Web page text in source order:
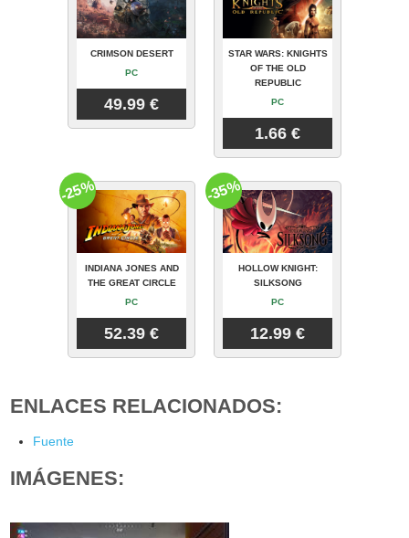
CRIMSON DESERT
PC
49.99 €
STAR WARS: KNIGHTS
OF THE OLD
REPUBLIC
PC
1.66 €
INDIANA JONES AND
THE GREAT CIRCLE
PC
52.39 €
-25%
HOLLOW KNIGHT:
SILKSONG
PC
12.99 €
-35%
ENLACES RELACIONADOS:
Fuente
IMÁGENES: